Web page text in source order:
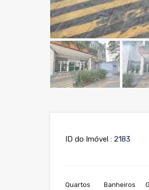
ID do Imóvel : 2183
Quartos Banheiros